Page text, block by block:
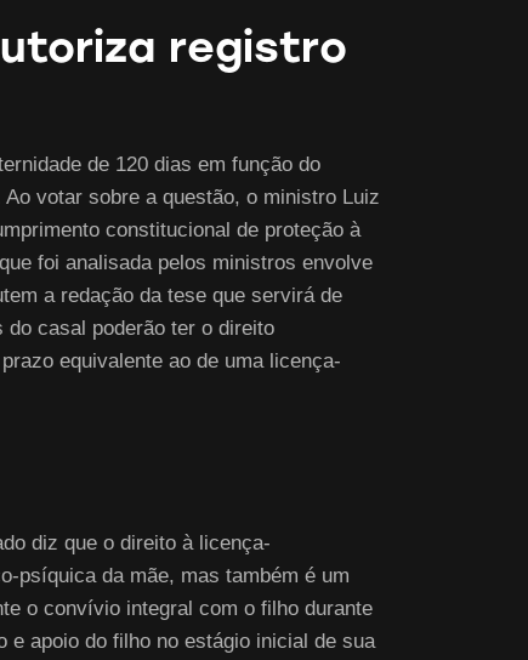
registro
de 120 dias em função do
votar sobre a questão, o ministro Luiz
constitucional de proteção à
foi analisada pelos ministros envolve
a redação da tese que servirá de
casal poderão ter o direito
equivalente ao de uma licença-
diz que o direito à licença-
psíquica da mãe, mas também é um
o convívio integral com o filho durante
apoio do filho no estágio inicial de sua